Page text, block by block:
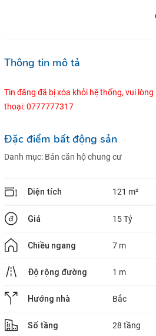
Thông tin mô tả
Tin đăng đã bị xóa khỏi hệ thống, vui
thoại: 0777777317
Đặc điểm bất động sản
Danh mục: Bán căn hộ chung cư
Diện tích 121 m²
Giá 15 Tỷ
Chiều ngang 7 m
Độ rộng đường 1 m
Hướng nhà Bắc
Số tầng 28 tầng